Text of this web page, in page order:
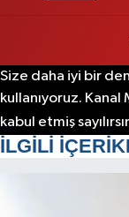
Size daha iyi bir
kullanıyoruz. Kanal
kabul etmiş